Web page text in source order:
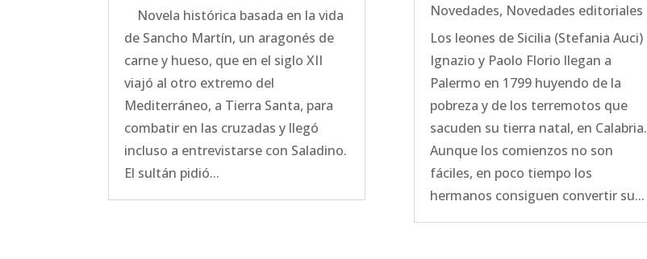
Novela histórica basada en la vida
de Sancho Martín, un aragonés de
carne y hueso, que en el siglo XII
viajó al otro extremo del
Mediterráneo, a Tierra Santa, para
combatir en las cruzadas y llegó
incluso a entrevistarse con Saladino.
El sultán pidió...
Novedades, Novedades editoriales
Los leones de Sicilia (Stefania Auci)
Ignazio y Paolo Florio llegan a
Palermo en 1799 huyendo de la
pobreza y de los terremotos que
sacuden su tierra natal, en Calabria.
Aunque los comienzos no son
fáciles, en poco tiempo los
hermanos consiguen convertir su...